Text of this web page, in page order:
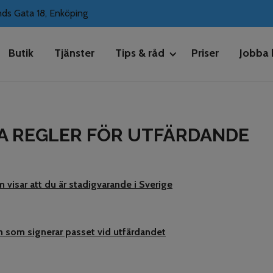
Gata 18, Enköping
Butik Tjänster Tips & råd Priser Jobba
epicurei. Eius audiam id vel, vel dolor scriptorem ut.
te melius perfecto maiestatis, duo ad modus euismod
FÖR UTFÄRDANDE
att du är stadigvarande i Sverige
som signerar passet vid utfärdandet